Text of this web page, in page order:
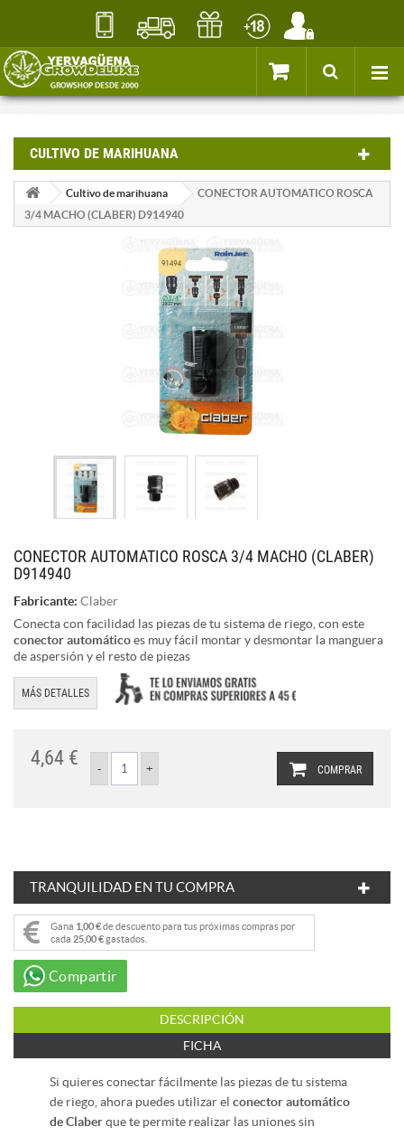
CULTIVO DE MARIHUANA
Cultivo de marihuana
CONECTOR AUTOMATICO ROSCA
3/4 MACHO (CLABER) D914940
CONECTOR AUTOMATICO ROSCA 3/4 MACHO (CLABER)
D914940
Fabricante: Claber
Conecta con facilidad las piezas de tu sistema de riego, con este
conector automáticoes muy fácil montar y desmontar la manguera
de aspersión y el resto de piezas
MÁS DETALLES
4,64 €
COMPRAR
TRANQUILIDAD EN TU COMPRA
Gana 1,00 €de descuento para tus próximas compras por
cada 25,00 €gastados.
Compartir
DESCRIPCIÓN
FICHA
Si quieres conectar fácilmente las piezas de tu sistema
de riego, ahora puedes utilizar el conector automático
de Claberque te permite realizar las uniones sin